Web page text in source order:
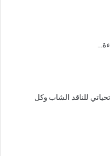
للناقد الشاب وكل